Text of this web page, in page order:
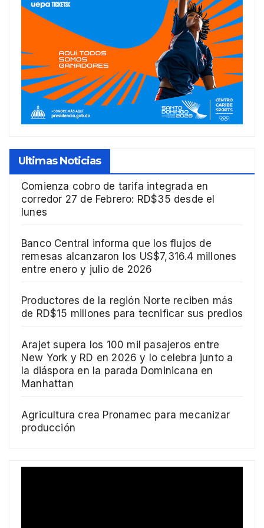
Ultimas Noticias
Comienza cobro de tarifa integrada en
corredor 27 de Febrero: RD$35 desde el
lunes
Banco Central informa que los flujos de
remesas alcanzaron los US$7,316.4 millones
entre enero y julio de 2026
Productores de la región Norte reciben más
de RD$15 millones para tecnificar sus predios
Arajet supera los 100 mil pasajeros entre
New York y RD en 2026 y lo celebra junto a
la diáspora en la parada Dominicana en
Manhattan
Agricultura crea Pronamec para mecanizar
producción